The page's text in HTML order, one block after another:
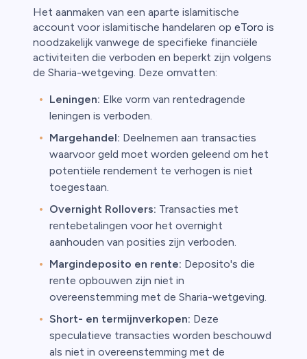
Het aanmaken van een aparte islamitische
account voor islamitische handelaren op eToro is
noodzakelijk vanwege de specifieke financiële
activiteiten die verboden en beperkt zijn volgens
de Sharia-wetgeving. Deze omvatten:
Leningen: Elke vorm van rentedragende
leningen is verboden.
Margehandel: Deelnemen aan transacties
waarvoor geld moet worden geleend om het
potentiële rendement te verhogen is niet
toegestaan.
Overnight Rollovers: Transacties met
rentebetalingen voor het overnight
aanhouden van posities zijn verboden.
Margindeposito en rente: Deposito's die
rente opbouwen zijn niet in
overeenstemming met de Sharia-wetgeving.
Short- en termijnverkopen: Deze
speculatieve transacties worden beschouwd
als niet in overeenstemming met de